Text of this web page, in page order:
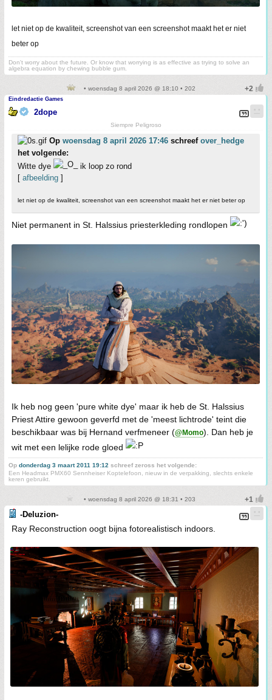
let niet op de kwaliteit, screenshot van een screenshot maakt het er niet
beter op
Don't worry about the future. Or know that worrying is as effective as trying to solve an
algebra equation by chewing bubble gum.
• woensdag 8 april 2026 @ 18:10 • 202
Eindredactie Games
2dope
Siempre Peligroso
Op woensdag 8 april 2026 17:46 schreef over_hedge
het volgende:
Witte dye
ik loop zo rond
[ afbeelding ]
let niet op de kwaliteit, screenshot van een screenshot maakt het er niet beter op
Niet permanent in St. Halssius priesterkleding rondlopen
Ik heb nog geen 'pure white dye' maar ik heb de St. Halssius
Priest Attire gewoon geverfd met de 'meest lichtrode' teint die
beschikbaar was bij Hernand verfmeneer (@Momo). Dan heb je
wit met een lelijke rode gloed
Op donderdag 3 maart 2011 19:12 schreef zeross het volgende:
Een Headmax PMX60 Sennheiser Koptelefoon, nieuw in de verpakking, slechts enkele
keren gebruikt.
• woensdag 8 april 2026 @ 18:31 • 203
-Deluzion-
Ray Reconstruction oogt bijna fotorealistisch indoors.